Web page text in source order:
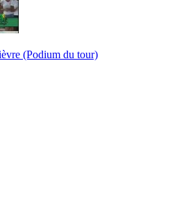
(Podium du tour)